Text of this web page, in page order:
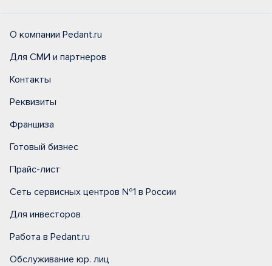
О компании Pedant.ru
Для СМИ и партнеров
Контакты
Реквизиты
Франшиза
Готовый бизнес
Прайс-лист
Сеть сервисных центров №1 в России
Для инвесторов
Работа в Pedant.ru
Обслуживание юр. лиц